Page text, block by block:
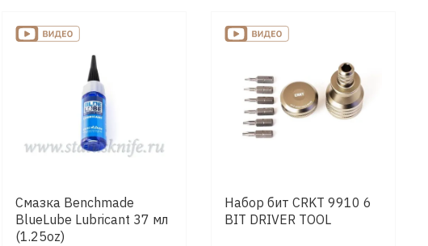
Смазка Benchmade
BlueLube Lubricant 37 мл
(1.25oz)
Набор бит CRKT 9910 6
BIT DRIVER TOOL